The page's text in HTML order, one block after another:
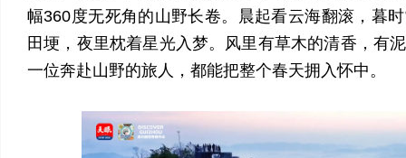
幅360度无死角的山野长卷。晨起看云海翻滚，暮
田埂，夜里枕着星光入梦。风里有草木的清香，有
一位奔赴山野的旅人，都能把整个春天拥入怀中。